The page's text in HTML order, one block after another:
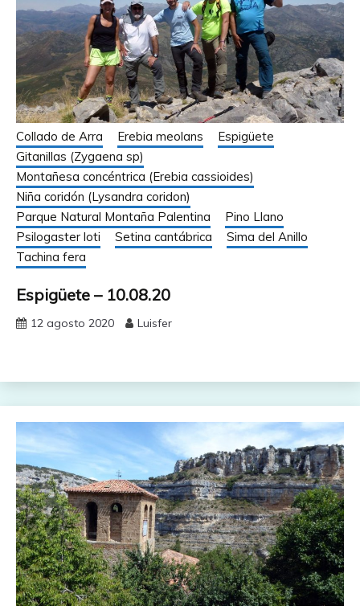
Collado de Arra Erebia meolans
Espigüete
Gitanillas (Zygaena sp)
Montañesa concéntrica (Erebia cassioides)
Niña coridón (Lysandra coridon)
Parque Natural Montaña Palentina
Pino Llano
Psilogaster loti
Setina cantábrica
Sima del Anillo
Tachina fera
Espigüete – 10.08.20
12 agosto 2020 Luisfer